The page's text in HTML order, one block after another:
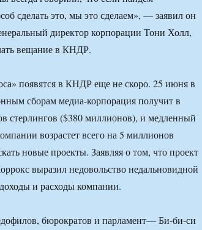
сделать это, мы это сделаем», — заявил он
директор корпорации Тони Холл,
вещание в КНДР.
появятся в КНДР еще не скоро. 25 июня в
сборам медиа-корпорация получит в
стерлингов ($380 миллионов), и медленный
возрастет всего на 5 миллионов
новые проекты. Заявляя о том, что проект
выразил недовольство недальновидной
и расходы компании.
бюрократов и парламент— Би-би-си